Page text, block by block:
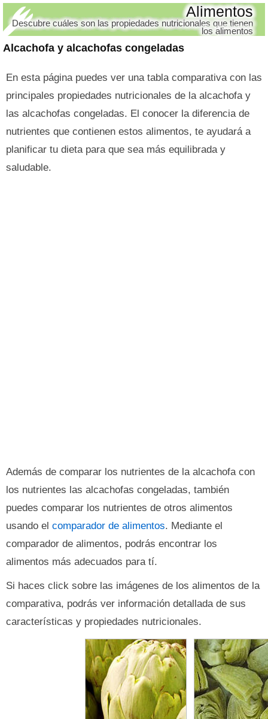
Alcachofa y alcachofas congeladas
Alimentos
Descubre cuáles son las propiedades nutricionales que tienen
los alimentos
En esta página puedes ver una tabla comparativa con las
principales propiedades nutricionales de la alcachofa y
las alcachofas congeladas. El conocer la diferencia de
nutrientes que contienen estos alimentos, te ayudará a
planificar tu dieta para que sea más equilibrada y
saludable.
Además de comparar los nutrientes de la alcachofa con
los nutrientes las alcachofas congeladas, también
puedes comparar los nutrientes de otros alimentos
usando el comparador de alimentos. Mediante el
comparador de alimentos, podrás encontrar los
alimentos más adecuados para tí.
Si haces click sobre las imágenes de los alimentos de la
comparativa, podrás ver información detallada de sus
características y propiedades nutricionales.